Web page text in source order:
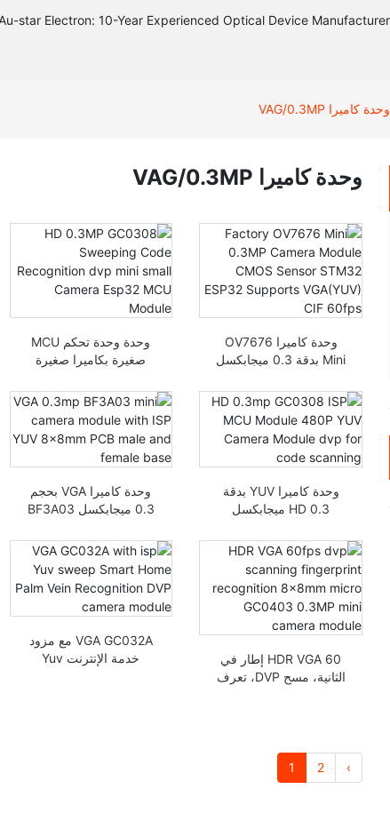
وحدة كاميرا VAG/0.3MP
وحدة كاميرا VAG/0.3MP
وحدة كاميرا OV7676
Mini بدقة 0.3 ميجابكسل
CMOS، STM32،
ESP32 يدعم VGA(YOV)
CIF بسرعة 60 إطارا في
وحدة وحدة تحكم MCU
صغيرة بكاميرا صغيرة
الشيفرة بجودة HD 0.3
ميجابكسل GC0308
بتقنية التعرف على
صغيرة بكاميرا ESP32
وحدة كاميرا YUV بدقة
HD 0.3 ميجابكسل
480P YUV DVP لمسح
الكود
وحدة كاميرا VGA بحجم
0.3 ميجابكسل BF3A03
8x8mm ذكر وتركيب
لوحة المطبوعات
المطبوعة من مزود
الخدمة
HDR VGA 60 إطار في
الثانية، مسح DVP، تعرف
VGA GC032A مع مزود
خدمة الإنترنت Yuv
1 2 ›